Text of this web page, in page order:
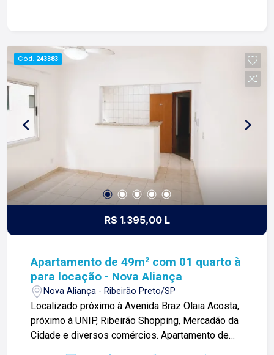
Cód. 243383
R$ 1.395,00 L
Apartamento de 49m² com 01 quarto à
para locação - Nova Aliança
Nova Aliança - Ribeirão Preto/SP
Localizado próximo à Avenida Braz Olaia Acosta,
próximo à UNIP, Ribeirão Shopping, Mercadão da
Cidade e diversos comércios. Apartamento de